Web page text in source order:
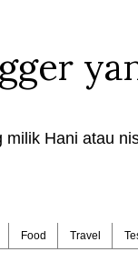
Hani atau
Food Travel